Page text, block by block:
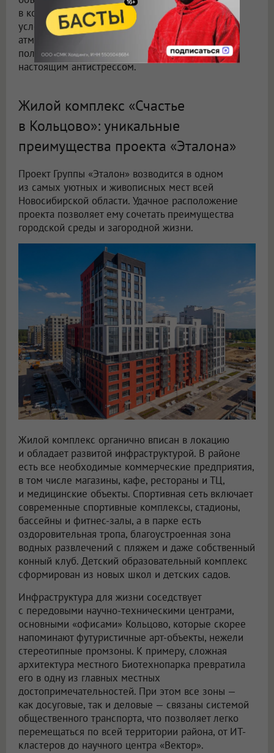
в которых подчас созданы более комфортные
условия. Кроме того, для многих камерная
атмосфера наукоградов как маленьких, условно
полузакрытых, микрорайонов становится
настоящим антистрессом.
Жилой комплекс «Счастье
в Кольцово»: уникальные
преимущества проекта «Эталона»
Проект Группы «Эталон» возводится в одном
из самых уютных и живописных мест всей
Новосибирской области. Удачное расположение
проекта позволяет ему сочетать преимущества
городской среды и загородной жизни.
Жилой комплекс органично вписан в локацию
и обладает развитой инфраструктурой. В районе
есть все необходимые коммерческие предприятия,
в том числе магазины, кафе, рестораны и ТЦ,
и медицинские объекты. Спортивная сеть включает
современные спортивные комплексы, стадионы,
бассейны и фитнес-залы, а в парке есть
оздоровительная тропа, благоустроенная зона
водных развлечений с пляжем и даже собственный
конный клуб. Детский образовательный комплекс
сформирован из новых школ и детских садов.
Инфраструктура для жизни соседствует
с передовыми научно-техническими центрами,
основными «офисами» Кольцово, которые скорее
напоминают футуристичные арт-объекты, нежели
стереотипные промзоны. К примеру, сложная
архитектура местного Биотехнопарка превратила
его в одну из главных местных
достопримечательностей. При этом все зоны —
как досуговые, так и деловые — связаны системой
общественного транспорта, что позволяет легко
перемещаться по всей территории района, от ИТ-
кластеров до научного центра «Вектор».